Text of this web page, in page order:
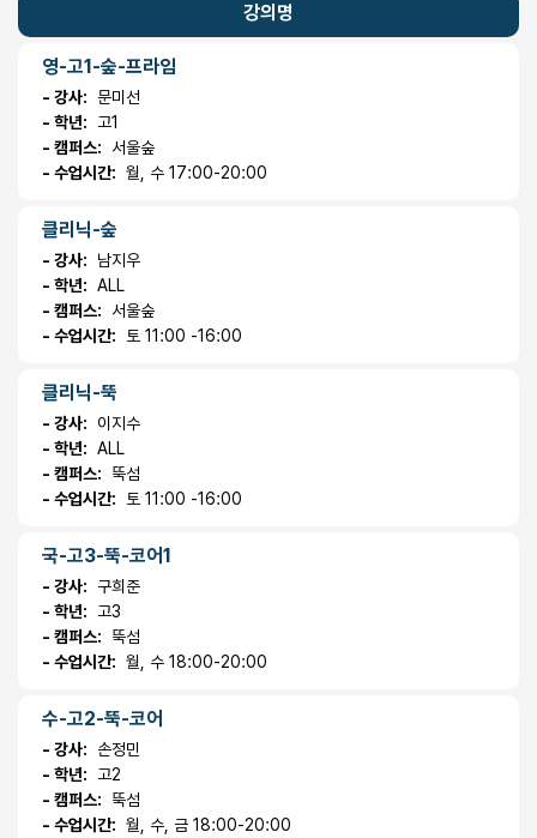
강의명
영-고1-숲-프라임
- 강사: 문미선
- 학년:
고1
- 캠퍼스:
서울숲
- 수업시간: 월, 수 17:00-20:00
클리닉-숲
- 강사:
남지우
- 학년: ALL
- 캠퍼스:
서울숲
- 수업시간:
토 11:00 -16:00
클리닉-뚝
- 강사:
이지수
- 학년: ALL
- 캠퍼스:
뚝섬
- 수업시간:
토 11:00 -16:00
국-고3-뚝-코어1
- 강사:
구희준
- 학년:
고3
- 캠퍼스:
뚝섬
- 수업시간: 월, 수 18:00-20:00
수-고2-뚝-코어
- 강사: 손정민
- 학년:
고2
- 캠퍼스:
뚝섬
- 수업시간: 월, 수, 금 18:00-20:00